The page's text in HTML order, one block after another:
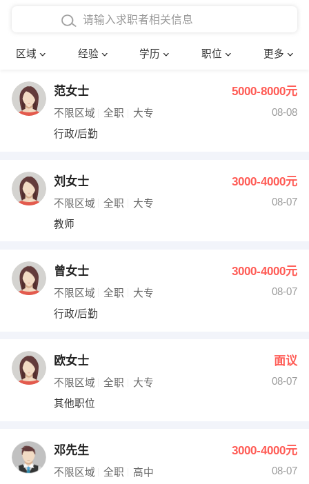
区域 经验 学历 职位 更多
在校学生工作经验
四年以上工作经验
五年以上工作经验
博士
文员 护士
财务会计
网络IT
收银员
水电/机修
编辑
其他职位
确定
范女士 5000-8000元
不限区域 全职 大专
08-08
行政/后勤
刘女士 3000-4000元
不限区域 全职 大专
08-07
教师
曾女士 3000-4000元
不限区域 全职 大专
08-07
行政/后勤
欧女士 面议
不限区域 全职 大专
08-07
其他职位
邓先生 3000-4000元
不限区域 全职 高中
08-07